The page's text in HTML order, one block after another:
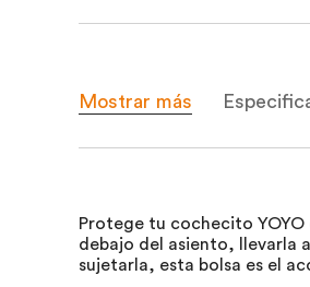
Mostrar más
Protege tu cochecito YOYO
debajo del asiento, llevarla
sujetarla, esta bolsa es el